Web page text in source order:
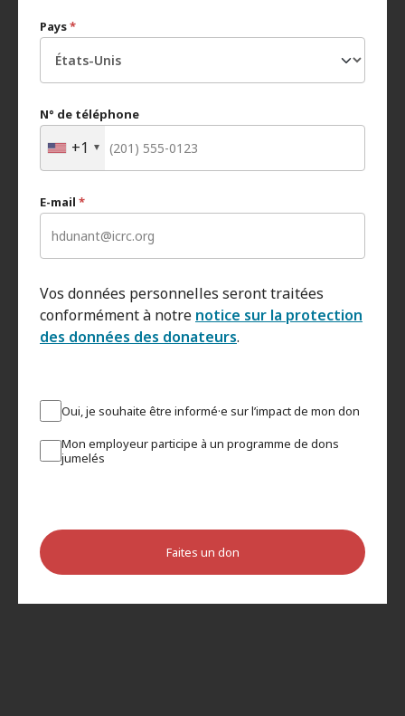
Pays*
N° de téléphone
+1
E-mail *
Vos données personnelles seront traitées
conformément à notre notice sur la protection
des données des donateurs.
Oui, je souhaite être informé·e sur l’impact de mon don
Mon employeur participe à un programme de dons
jumelés
Faites un don